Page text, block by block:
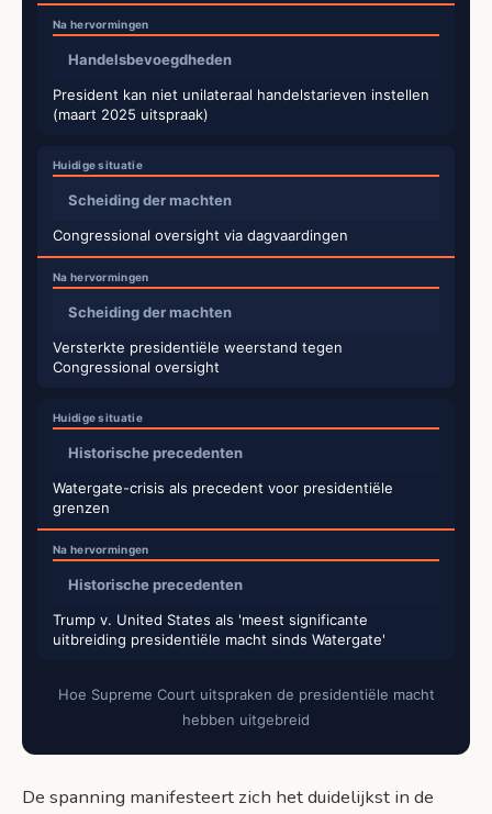
Handelsbevoegdheden
President kan niet unilateraal handelstarieven instellen
(maart 2025 uitspraak)
Scheiding der machten
Congressional oversight via dagvaardingen
Scheiding der machten
Versterkte presidentiële weerstand tegen
Congressional oversight
Historische precedenten
Watergate-crisis als precedent voor presidentiële
grenzen
Historische precedenten
Trump v. United States als 'meest significante
uitbreiding presidentiële macht sinds Watergate'
Hoe Supreme Court uitspraken de presidentiële macht
hebben uitgebreid
De spanning manifesteert zich het duidelijkst in de